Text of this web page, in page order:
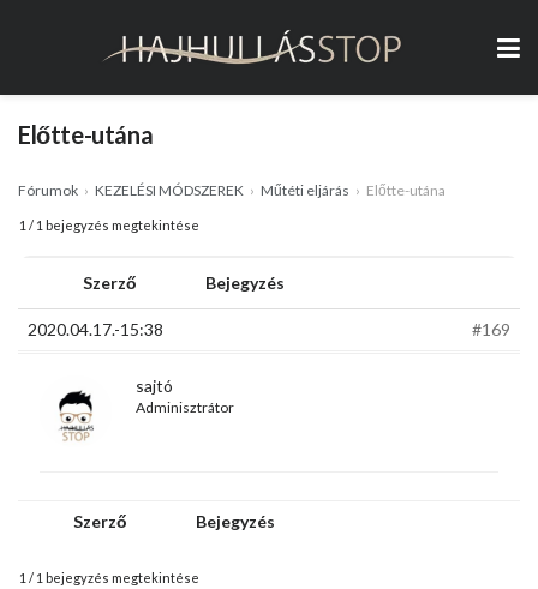
Előtte-utána
Fórumok › KEZELÉSI MÓDSZEREK › Műtéti eljárás › Előtte-utána
1 / 1 bejegyzés megtekintése
Szerző Bejegyzés
2020.04.17.-15:38 #169
sajtó
Adminisztrátor
Szerző Bejegyzés
1 / 1 bejegyzés megtekintése